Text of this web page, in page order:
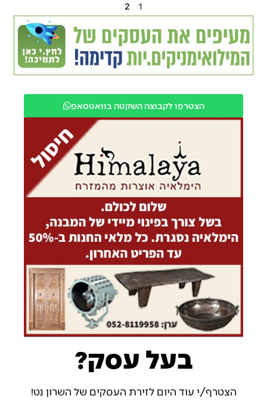
1
2
הצטרפו לקבוצה השקטה בוואטסאפ
בעל עסק?
הצטרף/י עוד היום לזירת העסקים של השרון נט!